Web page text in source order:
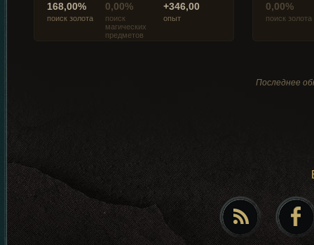
168,00%
поиск золота
0,00%
поиск
магических
предметов
+346,00
опыт
0,00%
поиск золота
Последнее